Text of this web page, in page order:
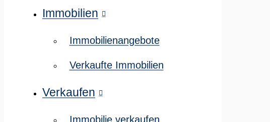
Immobilien
Immobilienangebote
Verkaufte Immobilien
Verkaufen
Immobilie verkaufen